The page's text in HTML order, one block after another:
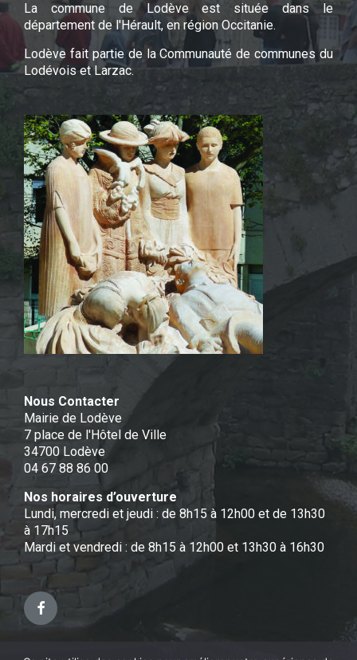
La commune de Lodève est située dans le
département de l'Hérault, en région Occitanie.
Lodève fait partie de la Communauté de communes du
Lodévois et Larzac.
Nous Contacter
Mairie de Lodève
7 place de l'Hôtel de Ville
34700 Lodève
04 67 88 86 00
Nos horaires d’ouverture
Lundi, mercredi et jeudi : de 8h15 à 12h00 et de 13h30
à 17h15
Mardi et vendredi : de 8h15 à 12h00 et 13h30 à 16h30
Facebook